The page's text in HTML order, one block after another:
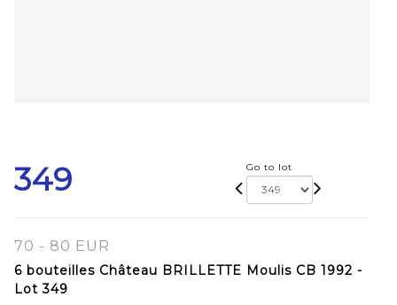
349 Go to lot
70 - 80 EUR
6 bouteilles Château BRILLETTE Moulis CB 1992 -
Lot 349